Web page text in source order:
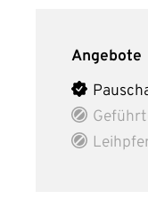
Angebote